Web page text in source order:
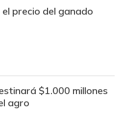
precio del ganado
$1.000 millones
agro